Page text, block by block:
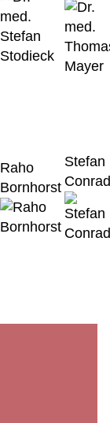
Raho
Bornhorst
Stefan
Conrad